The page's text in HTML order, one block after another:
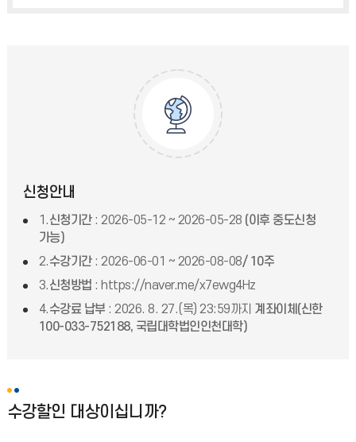
신청안내
1.신청기간: 2026-05-12 ~ 2026-05-28 (이후 중도신청
가능)
2.수강기간: 2026-06-01 ~ 2026-08-08/ 10주
3.신청방법 : https://naver.me/x7ewg4Hz
4.수강료 납부 : 2026. 8. 27.(목) 23:59까지 계좌이체(신한
100-033-752188, 국립대학법인인천대학)
수강할인 대상이십니까?